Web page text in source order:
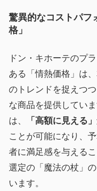
驚異的なコストパフ
格」
ドン・キホーテのプ
ある「情熱価格」は
のトレンドを捉えつ
な商品を提供してい
は、
「高額に見える
ことが可能になり、
者に満足感を与える
選定の「魔法の杖」
います。